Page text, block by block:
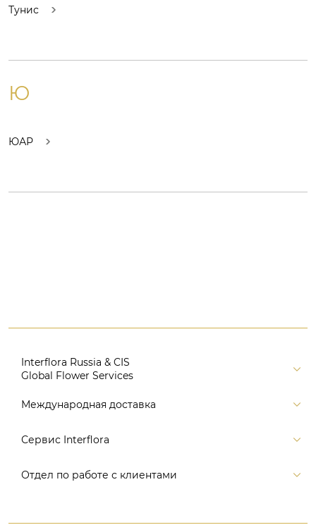
Тунис
Ю
ЮАР
Interflora Russia & CIS
Global Flower Services
Версия для печати
Поиск
Международная доставка
Россия
Европа
Австралия и Океания
Сервис Interflora
Заказ и оплата
Отдел по работе с клиентами